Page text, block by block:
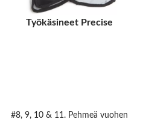
Työkäsineet Precise
#8, 9, 10 & 11. Pehmeä vuohen